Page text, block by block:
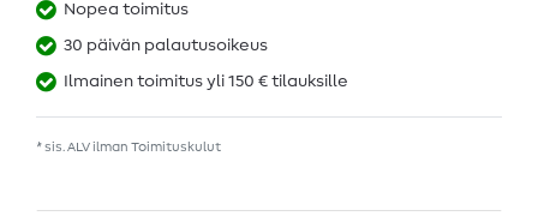
Nopea toimitus
30 päivän palautusoikeus
Ilmainen toimitus yli 150 € tilauksille
* sis. ALV ilman Toimituskulut